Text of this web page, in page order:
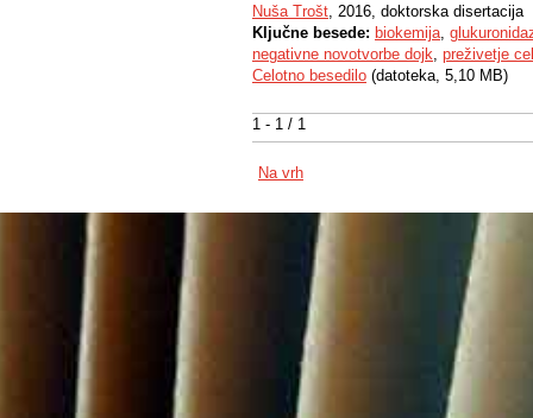
1 - 1 / 1
Nuša Trošt, 2016, doktorska disertacija
Ključne besede: biokemija,
negativne novotvorbe dojk, preživetje
Celotno besedilo (datoteka, 5,10 MB)
Na vrh